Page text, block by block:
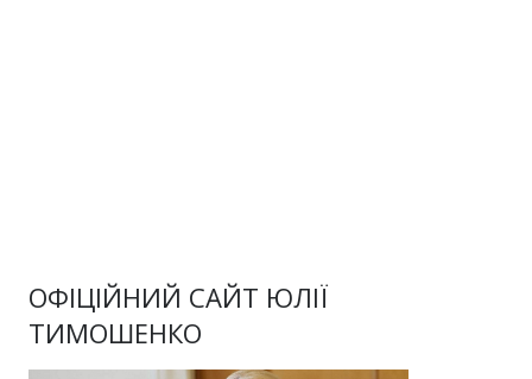
ОФІЦІЙНИЙ САЙТ ЮЛІЇ
ТИМОШЕНКО